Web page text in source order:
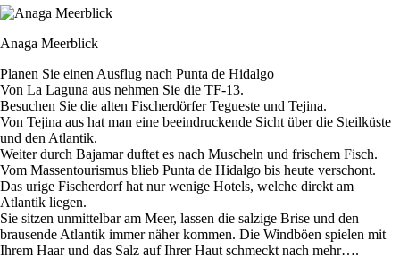
Anaga Meerblick
Planen Sie einen Ausflug nach Punta de Hidalgo
Von La Laguna aus nehmen Sie die TF-13.
Besuchen Sie die alten Fischerdörfer Tegueste und Tejina.
Von Tejina aus hat man eine beeindruckende Sicht über die Steilküste
und den Atlantik.
Weiter durch Bajamar duftet es nach Muscheln und frischem Fisch.
Vom Massentourismus blieb Punta de Hidalgo bis heute verschont.
Das urige Fischerdorf hat nur wenige Hotels, welche direkt am
Atlantik liegen.
Sie sitzen unmittelbar am Meer, lassen die salzige Brise und den
brausende Atlantik immer näher kommen. Die Windböen spielen mit
Ihrem Haar und das Salz auf Ihrer Haut schmeckt nach mehr….